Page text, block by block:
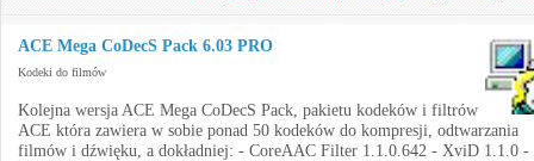
ACE Mega CoDecS Pack 6.03 PRO
Kodeki do filmów
Kolejna wersja ACE Mega CoDecS Pack, pakietu kodeków i filtrów
ACE która zawiera w sobie ponad 50 kodeków do kompresji, odtwarzania
filmów i dźwięku, a dokładniej: - CoreAAC Filter 1.1.0.642 - XviD 1.1.0 -